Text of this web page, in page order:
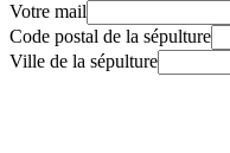
Votre mail
Code postal de la sépulture
Ville de la sépulture